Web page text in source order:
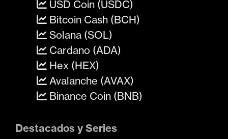
USD Coin (USDC)
Bitcoin Cash (BCH)
Solana (SOL)
Cardano (ADA)
Hex (HEX)
Avalanche (AVAX)
Binance Coin (BNB)
Destacados y Series